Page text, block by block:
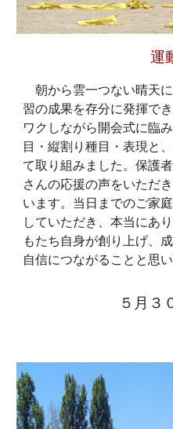
運
朝から雲一つない晴天
習の成果を存分に発揮で
ワクしながら開会式に臨
目・縦割り種目・表現と
て取り組みました。保護
さんの応援の声をいただ
います。当日までのご家
していただき、本当にあ
もたち自身が創り上げ、
自信につながることと思い
５月 ３